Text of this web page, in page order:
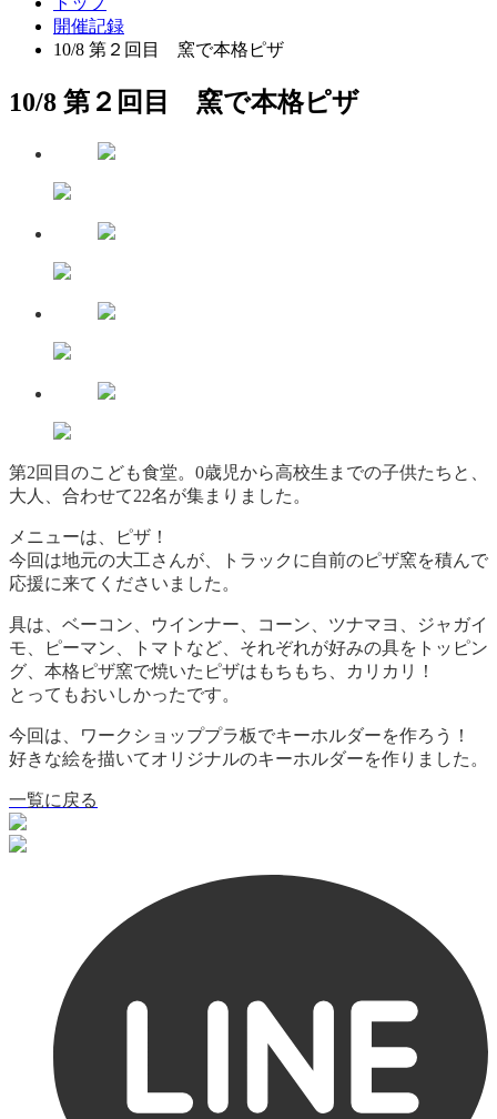
開催記録
10/8 第２回目 窯で本格ピザ
10/8 第２回目 窯で本格ピザ
第2回目のこども食堂。0歳児から高校生までの子供たちと、
大人、合わせて22名が集まりました。
メニューは、ピザ！
今回は地元の大工さんが、トラックに自前のピザ窯を積んで
応援に来てくださいました。
具は、ベーコン、ウインナー、コーン、ツナマヨ、ジャガイ
モ、ピーマン、トマトなど、それぞれが好みの具をトッピン
グ、本格ピザ窯で焼いたピザはもちもち、カリカリ！
とってもおいしかったです。
今回は、ワークショッププラ板でキーホルダーを作ろう！
好きな絵を描いてオリジナルのキーホルダーを作りました。
一覧に戻る